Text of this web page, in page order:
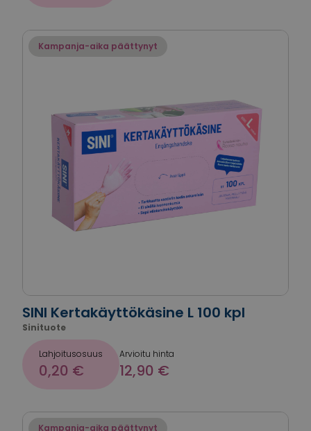
Kampanja-aika päättynyt
SINI Kertakäyttökäsine L 100 kpl
Sinituote
Lahjoitusosuus
0,20 €
Arvioitu hinta
12,90 €
Kampanja-aika päättynyt